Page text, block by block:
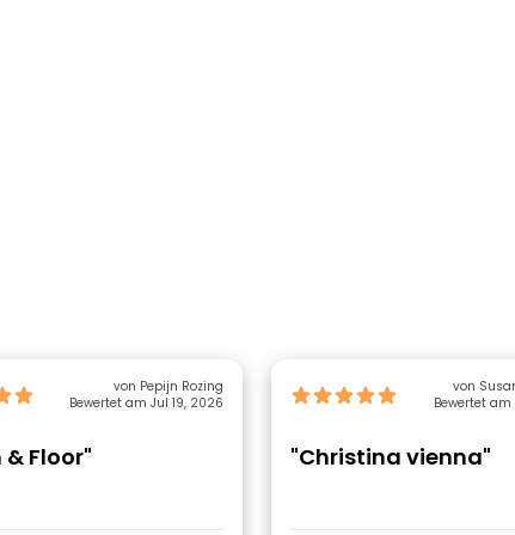
von Pepijn Rozing
Bewertet am Jul 19, 2026
& Floor"
von
Bewertet am
"Christina vienna"